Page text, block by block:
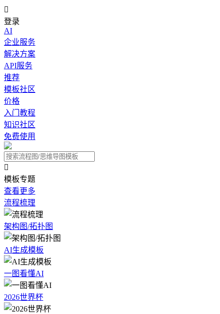

登录
AI
企业服务
解决方案
API服务
推荐
模板社区
价格
入门教程
知识社区
免费使用

模板专题
查看更多
流程梳理
架构图/拓扑图
AI生成模板
一图看懂AI
2026世界杯